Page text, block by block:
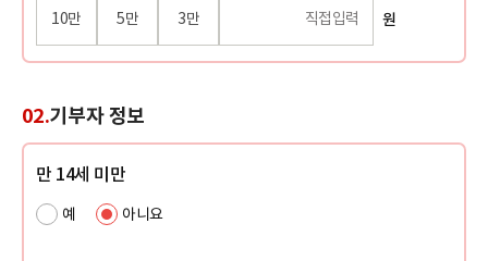
10만 5만 3만 원
02.기부자 정보
만 14세 미만
예 아니요